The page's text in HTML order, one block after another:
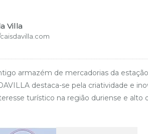
Villa
armazém de mercadorias da
destaca-se pela criatividade e
turístico na região duriense e alto